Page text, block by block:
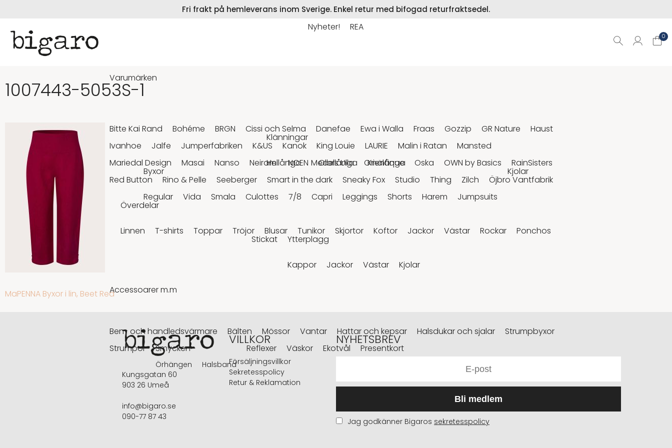
Fri frakt på hemleverans inom Sverige. Enkel retur med bifogad returfraktsedel.
Nyheter! REA
Varumärken
Bitte Kai Rand Bohéme BRGN Cissi och Selma Danefae Ewa i Walla Fraas Gozzip GR Nature
Haust
Ivanhoe
Jalfe Jumperfabriken K&US Kanok King Louie LAURIE Malin i Ratan
Mansted
Mariedal Design
Masai Nanso Neirami NOEN Olars Ulla Orientique Oska OWN by Basics
RainSisters
Red Button
Rino & Pelle Seeberger Smart in the dark Sneaky Fox Studio Thing Zilch Öjbro Vantfabrik
Klänningar
Hellånga Medellånga Knälånga
Byxor
Regular Vida Smala Culottes 7/8 Capri Leggings Shorts Harem Jumpsuits
Kjolar
Överdelar
Linnen T-shirts Toppar Tröjor Blusar Tunikor Skjortor Koftor Jackor Västar Rockar Ponchos
Stickat Ytterplagg
Kappor Jackor Västar Kjolar
Accessoarer m.m
Ben- och handledsvärmare Bälten Mössor Vantar Hattar och kepsar Halsdukar och sjalar
Strumpbyxor
Strumpor
Smycken
Örhängen Halsband
Reflexer Väskor Ekotvål Presentkort
0
1007443-5053S-1
INLÄGGSNAVIGERING
MaPENNA Byxor i lin, Beet Red
Kungsgatan 60
903 26 Umeå
info@bigaro.se
090-77 87 43
VILLKOR
Försäljningsvillkor
Sekretesspolicy
Retur & Reklamation
NYHETSBREV
Bli medlem
Jag godkänner Bigaros sekretesspolicy